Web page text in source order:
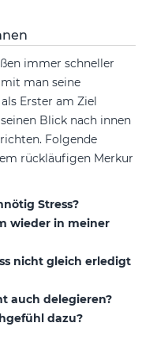
immer schneller
man seine
Erster am Ziel
Blick nach innen
Folgende
rückläufigen Merkur
Stress?
wieder in meiner
nicht gleich erledigt
auch delegieren?
dazu?